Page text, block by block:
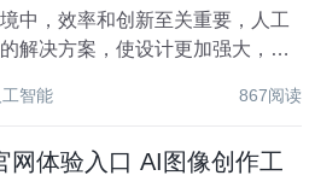
中，效率和创新至关重要，人工
解决方案，使设计更加强大，简
人工智能和BIM的出现，建筑行
工智能 867阅读
网体验入口 AI图像创作工